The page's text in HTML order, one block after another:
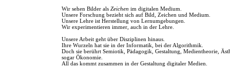
Wir sehen Bilder als Zeichen im digitalen Medium.
Unsere Forschung bezieht sich auf Bild, Zeichen und Medium.
Unsere Lehre ist Herstellung von Lernumgebungen.
Wir experimentieren immer, auch in der Lehre.
Unsere Arbeit geht über Disziplinen hinaus.
Ihre Wurzeln hat sie in der Informatik, bei der Algorithmik.
Doch sie berührt Semiotik, Pädagogik, Gestaltung, Medientheorie,
sogar Ökonomie.
All das kommt zusammen in der Gestaltung digitaler Medien.